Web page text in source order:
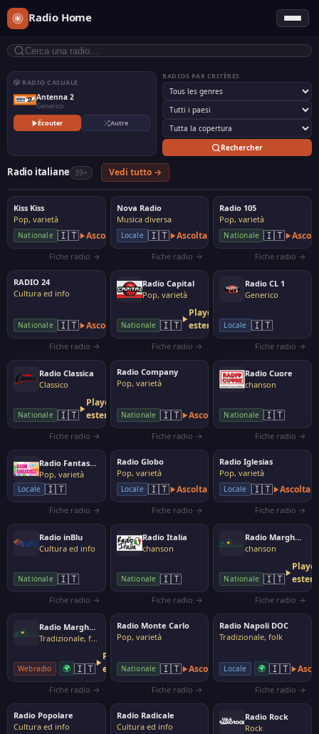
Radio Home
🎲 RADIO CASUALE
Antenna 2
Generico
Écouter
Autre
RADIOS PAR CRITÈRES
Rechercher
Radio italiane 39+ Vedi tutto →
Kiss Kiss
Pop, varietà
Nationale 🇮🇹 Ascolta
Fiche radio →
Nova Radio
Musica diversa
Locale 🇮🇹 Ascolta
Fiche radio →
Radio 105
Pop, varietà
Nationale 🇮🇹
Fiche radio →
RADIO 24
Cultura ed info
Nationale 🇮🇹 Ascolta
Fiche radio →
Radio Capital
Pop, varietà
Nationale 🇮🇹
Player
esterno
Fiche radio →
Radio CL 1
Generico
Locale 🇮🇹
Fiche radio →
Radio Classica
Classico
Nationale 🇮🇹
Player
esterno
Fiche radio →
Radio Company
Pop, varietà
Nationale 🇮🇹 Ascolta
Fiche radio →
Radio Cuore
chanson
Nationale 🇮🇹
Fiche radio →
Radio Fantastica
Pop, varietà
Locale 🇮🇹
Fiche radio →
Radio Globo
Pop, varietà
Locale 🇮🇹 Ascolta
Fiche radio →
Radio Iglesias
Pop, varietà
Locale 🇮🇹 Ascolta
Fiche radio →
Radio inBlu
Cultura ed info
Nationale 🇮🇹
Fiche radio →
Radio Italia
chanson
Nationale 🇮🇹
Fiche radio →
Radio Margherita
chanson
Nationale 🇮🇹
Player
Fiche radio →
Radio Margherita Giovane
Tradizionale, folk
Webradio 🌍 🇮🇹
Player
esterno
Fiche radio →
Radio Monte Carlo
Pop, varietà
Nationale 🇮🇹 Ascolta
Fiche radio →
Radio Napoli DOC
Tradizionale, folk
Locale 🌍 🇮🇹
Fiche radio →
Radio Popolare
Cultura ed info
Radio Radicale
Cultura ed info
Radio Rock
Rock